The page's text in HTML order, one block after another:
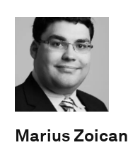
Marius Zoican